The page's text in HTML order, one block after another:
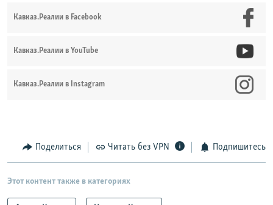
Кавказ.Реалии в Facebook
Кавказ.Реалии в YouTube
Кавказ.Реалии в Instagram
Поделиться Читать без VPN Подпишитесь
Этот контент также в категориях